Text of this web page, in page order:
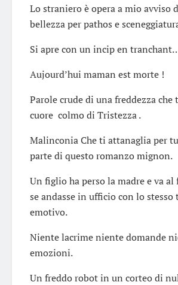
Lo straniero è opera a mio avviso
bellezza per pathos e
Si apre con un incip en
Aujourd’hui maman est morte !
Parole crude di una freddezza che
cuore colmo di Tristezza .
Malinconia Che ti attanaglia per
parte di questo romanzo mignon.
Un figlio ha perso la madre e va al
se andasse in ufficio con lo stesso
emotivo.
Niente lacrime niente domande
emozioni.
Un freddo robot in un corteo di